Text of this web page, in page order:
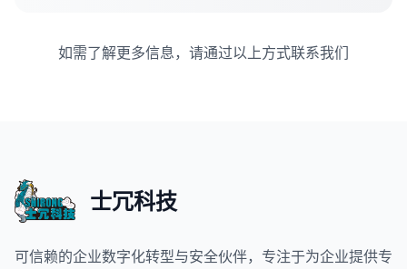
如需了解更多信息，请通过以上方式联系我们
士冗科技
可信赖的企业数字化转型与安全伙伴，专注于为企业提供专